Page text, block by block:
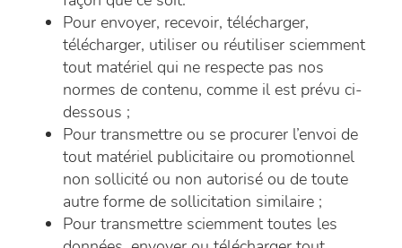
Pour envoyer, recevoir, télécharger,
télécharger, utiliser ou réutiliser sciemment
tout matériel qui ne respecte pas nos
normes de contenu, comme il est prévu ci-
dessous ;
Pour transmettre ou se procurer l’envoi de
tout matériel publicitaire ou promotionnel
non sollicité ou non autorisé ou de toute
autre forme de sollicitation similaire ;
Pour transmettre sciemment toutes les